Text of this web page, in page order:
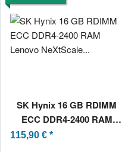
SK Hynix 16 GB RDIMM
ECC DDR4-2400 RAM
Lenovo NeXtScale nx360
115,90 € *